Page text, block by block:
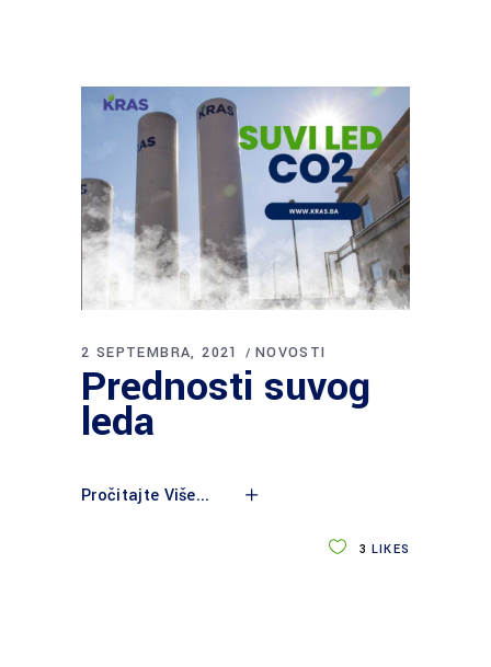
2 SEPTEMBRA, 2021 NOVOSTI
Prednosti suvog
leda
Pročitajte Više...
3 LIKES